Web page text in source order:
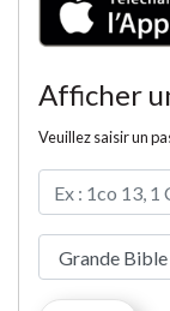
Afficher
Veuillez saisir un